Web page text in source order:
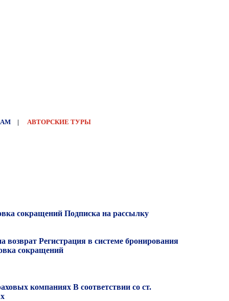
| АВТОРСКИЕ ТУРЫ
сокращений Подписка на рассылку
возврат Регистрация в системе бронирования
сокращений
компаниях В соответствии со ст.